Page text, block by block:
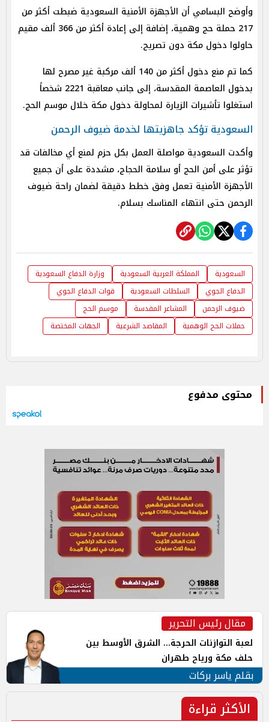
وأوضح البسامي أن الأجهزة الأمنية السعودية ضبطت أكثر من
217 حملة حج وهمية، إضافة إلى إعادة أكثر من 366 ألف مقيم
حاولوا دخول مكة دون تصريح.
كما تم منع دخول أكثر من 140 ألف مركبة غير مصرح لها
بدخول العاصمة المقدسة، إلى جانب معاقبة 2221 شخصاً
استغلوا تأشيرات الزيارة لمحاولة دخول مكة خلال موسم الحج.
السعودية تؤكد جاهزيتها لخدمة ضيوف الرحمن
وأكدت السعودية مواصلة العمل بكل حزم لمنع أي مخالفات قد
تؤثر على أمن الحج أو سلامة الحجاج، مشددة على أن جميع
الأجهزة الأمنية تعمل وفق خطط دقيقة لضمان راحة ضيوف
الرحمن حتى انتهاء المناسك بسلام.
السعودية المملكة العربية السعودية
وزارة الدفاع السعودية
الدفاع الجوي
السلطات السعودية
قوات الدفاع الجوي
ضيوف الرحمن
المشاعر المقدسة
موسم الحج
حملات الحج الوهمية
المقاصد الشرعية الجهات المختصة
محتوى مدفوع
مقال رئيس التحرير
لعبة التوازنات الحرجة... الشرق الأوسط بين
حلف مكة ورياح طهران
بقلم ياسر بركات
الأكثر قراءة